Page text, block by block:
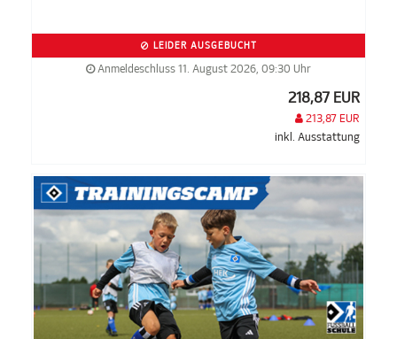
LEIDER AUSGEBUCHT
Anmeldeschluss 11. August 2026, 09:30 Uhr
218,87 EUR
213,87 EUR
inkl. Ausstattung